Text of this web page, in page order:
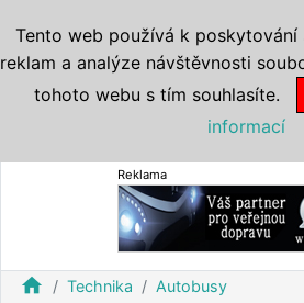
Reklama
home Technika
Autobusy
Tento web používá k poskytování
reklam a analýze návštěvnosti
tohoto webu s tím souhlasíte.
informací